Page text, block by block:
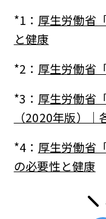
*1： 厚生労働省
と健康
*2： 厚生労働省
*3： 厚生労働省
（2020年版）
*4： 厚生労働省
の必要性と健康